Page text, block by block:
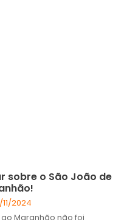
sobre o São João de
2024
Maranhão não foi